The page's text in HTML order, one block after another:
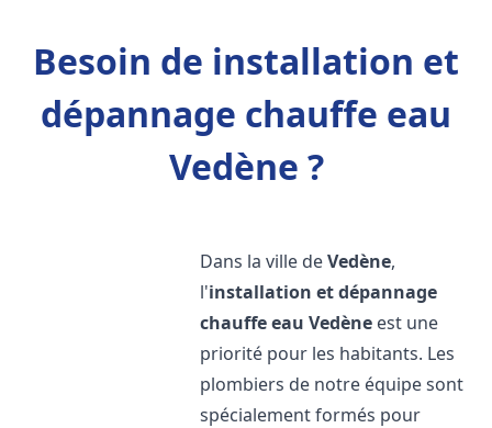
Besoin de installation et
dépannage chauffe eau
Vedène ?
Dans la ville deVedène,
l'installation et dépannage
chauffe eau Vedène est une
priorité pour les habitants. Les
plombiers de notre équipe sont
spécialement formés pour